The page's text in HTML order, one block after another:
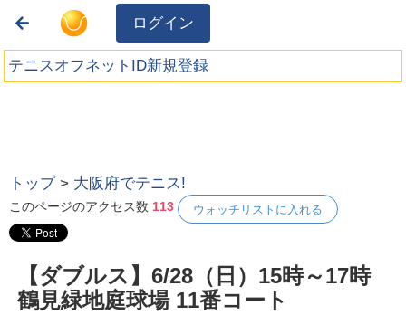
ログイン
テニスオフネットID新規登録
トップ > 大阪府でテニス!
このページのアクセス数 113 ウォッチリストに入れる
【ダブルス】6/28（日）15時～17時
鶴見緑地庭球場 11番コート